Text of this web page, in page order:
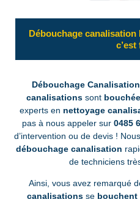
Débouchage
c’est
Débouchage
canalisations sont
experts en nettoyage
pas à nous appeler sur 0485
d’intervention ou de devis !
débouchage canalisation
de techniciens
Ainsi, vous avez remarqué
canalisations se bouchent